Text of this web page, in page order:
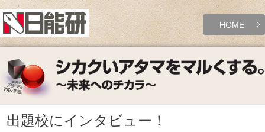
HOME
出題校にインタビュー！